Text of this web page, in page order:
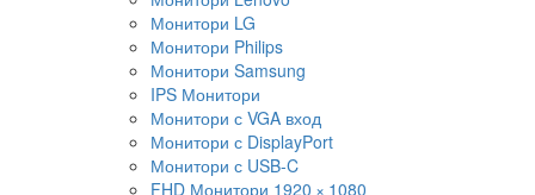
Монитори LG
Монитори Philips
Монитори Samsung
IPS Монитори
Монитори с VGA вход
Монитори с DisplayPort
Монитори с USB-C
FHD Монитори 1920 × 1080